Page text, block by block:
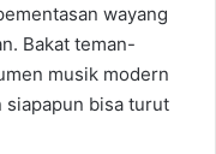
wayang
Bakat teman-
musik modern
siapapun bisa turut